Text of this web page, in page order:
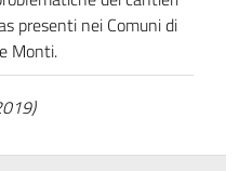
presenti nei Comuni di
Monti.